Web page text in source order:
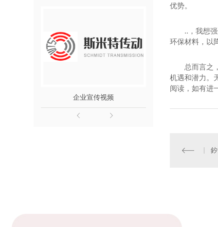
企业宣传视频
优势。
..，我想
环保材料，以
总而言之
机遇和潜力。
阅读，如有进